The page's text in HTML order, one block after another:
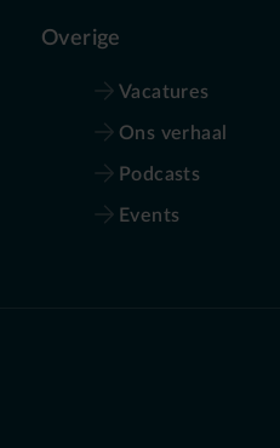
Overige
Vacatures
Ons verhaal
Podcasts
Events